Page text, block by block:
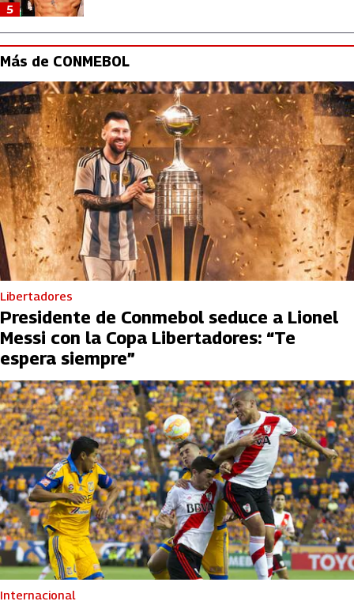
5
Más de CONMEBOL
Libertadores
Presidente de Conmebol seduce a Lionel
Messi con la Copa Libertadores: “Te
espera siempre”
Internacional